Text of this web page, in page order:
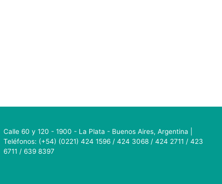
Calle 60 y 120 - 1900 - La Plata - Buenos Aires, Argentina |
Teléfonos: (+54) (0221) 424 1596 / 424 3068 / 424 2711 / 423
6711 / 639 8397